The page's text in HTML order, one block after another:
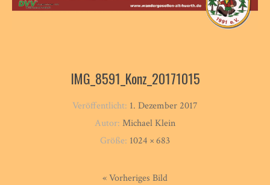
IMG_8591_Konz_20171015
Veröffentlicht: 1. Dezember 2017
Autor: Michael Klein
Größe: 1024 × 683
« Vorheriges Bild